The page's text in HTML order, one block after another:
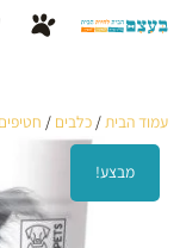
לתוכן
עמוד הבית/ כלבים / חטיפים
מבצע!